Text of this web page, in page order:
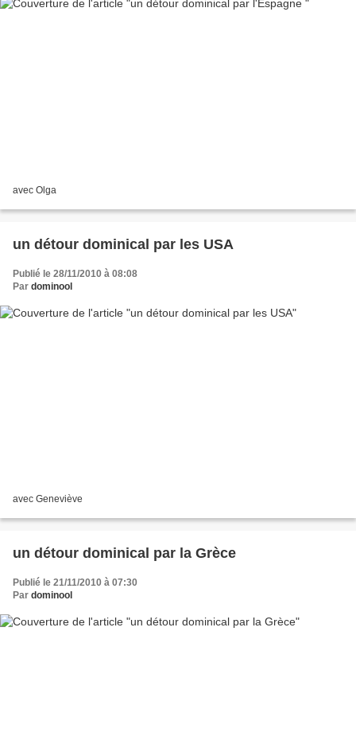
avec Olga
un détour dominical par les USA
Publié le 28/11/2010 à 08:08
Par dominool
avec Geneviève
un détour dominical par la Grèce
Publié le 21/11/2010 à 07:30
Par dominool